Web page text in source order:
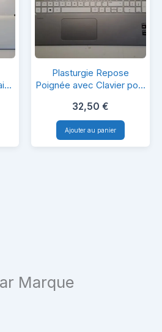
Marque
Plasturgie
Repose
Poignée
avec
Clavier
Plasturgie Repose
Poignée avec Clavier pour
32,50 €
Ajouter au panier